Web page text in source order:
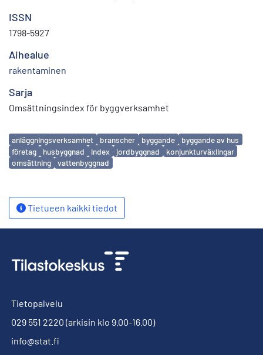
ISSN
1798-5927
Aihealue
rakentaminen
Sarja
Omsättningsindex för byggverksamhet
Avainsanat
anläggningsverksamhet branscher byggande
byggande av hus
företag
husbyggnad index jordbyggnad
konjunkturväxlingar
omsättning
vattenbyggnad
Tietueen kaikki tiedot
Tietopalvelu
029 551 2220 (arkisin klo 9.00-16.00)
info@stat.fi